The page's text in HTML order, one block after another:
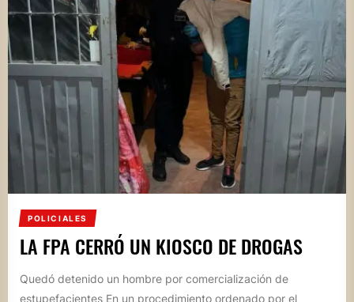
POLICIALES
LA FPA CERRÓ UN KIOSCO DE DROGAS
Quedó detenido un hombre por comercialización de
estupefacientes En un procedimiento ordenado por el